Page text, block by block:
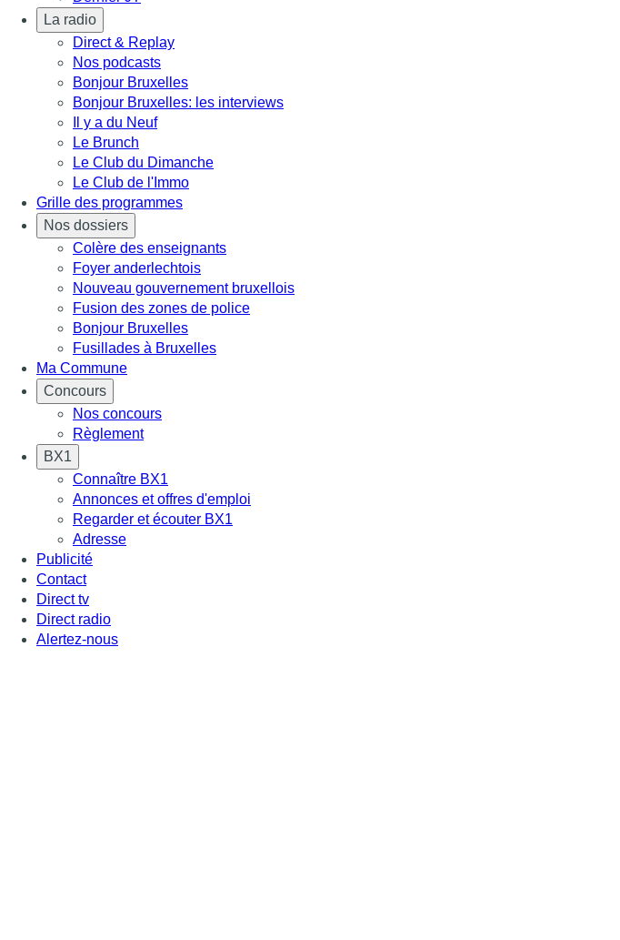
La radio
Direct & Replay
Nos podcasts
Bonjour Bruxelles
Bonjour Bruxelles: les interviews
Il y a du Neuf
Le Brunch
Le Club du Dimanche
Le Club de l'Immo
Grille des programmes
Nos dossiers
Colère des enseignants
Foyer anderlechtois
Nouveau gouvernement bruxellois
Fusion des zones de police
Bonjour Bruxelles
Fusillades à Bruxelles
Ma Commune
Concours
Nos concours
Règlement
BX1
Connaître BX1
Annonces et offres d'emploi
Regarder et écouter BX1
Adresse
Publicité
Contact
Direct tv
Direct radio
Alertez-nous